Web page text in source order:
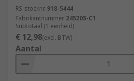
RS-stocknr. 918-5444
Fabrikantnummer 245205-C1
Subtotaal (1 eenheid)
€ 12,98(excl. BTW)
Aantal